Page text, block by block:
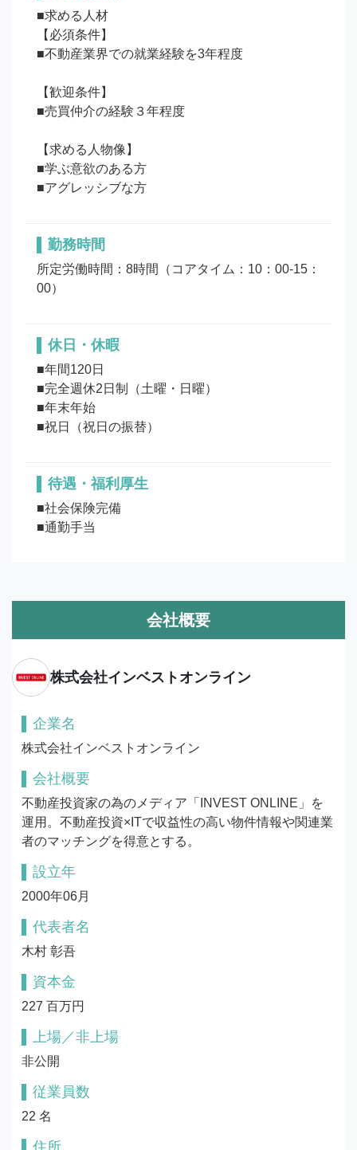
■求める人材
【必須条件】
■不動産業界での就業経験を3年程度
【歓迎条件】
■売買仲介の経験３年程度
【求める人物像】
■学ぶ意欲のある方
勤務時間
所定労働時間：8時間（コアタイム：10：00-15：
00）
休日・休暇
■年間120日
■完全週休2日制（土曜・日曜）
■年末年始
待遇・福利厚生
■社会保険完備
■通勤手当
会社概要
株式会社インベストオンライン
企業名
株式会社インベストオンライン
会社概要
不動産投資家の為のメディア「INVEST ONLINE」を
運用。不動産投資×ITで収益性の高い物件情報や関連業
者のマッチングを得意とする。
設立年
2000年06月
代表者名
木村 彰吾
資本金
227 百万円
上場／非上場
非公開
従業員数
22 名
住所